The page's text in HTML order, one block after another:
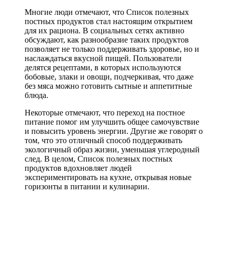
Многие люди отмечают, что Список полезных
постных продуктов стал настоящим открытием
для их рациона. В социальных сетях активно
обсуждают, как разнообразие таких продуктов
позволяет не только поддерживать здоровье, но и
наслаждаться вкусной пищей. Пользователи
делятся рецептами, в которых используются
бобовые, злаки и овощи, подчеркивая, что даже
без мяса можно готовить сытные и аппетитные
блюда.
Некоторые отмечают, что переход на постное
питание помог им улучшить общее самочувствие
и повысить уровень энергии. Другие же говорят о
том, что это отличный способ поддерживать
экологичный образ жизни, уменьшая углеродный
след. В целом, Список полезных постных
продуктов вдохновляет людей
экспериментировать на кухне, открывая новые
горизонты в питании и кулинарии.